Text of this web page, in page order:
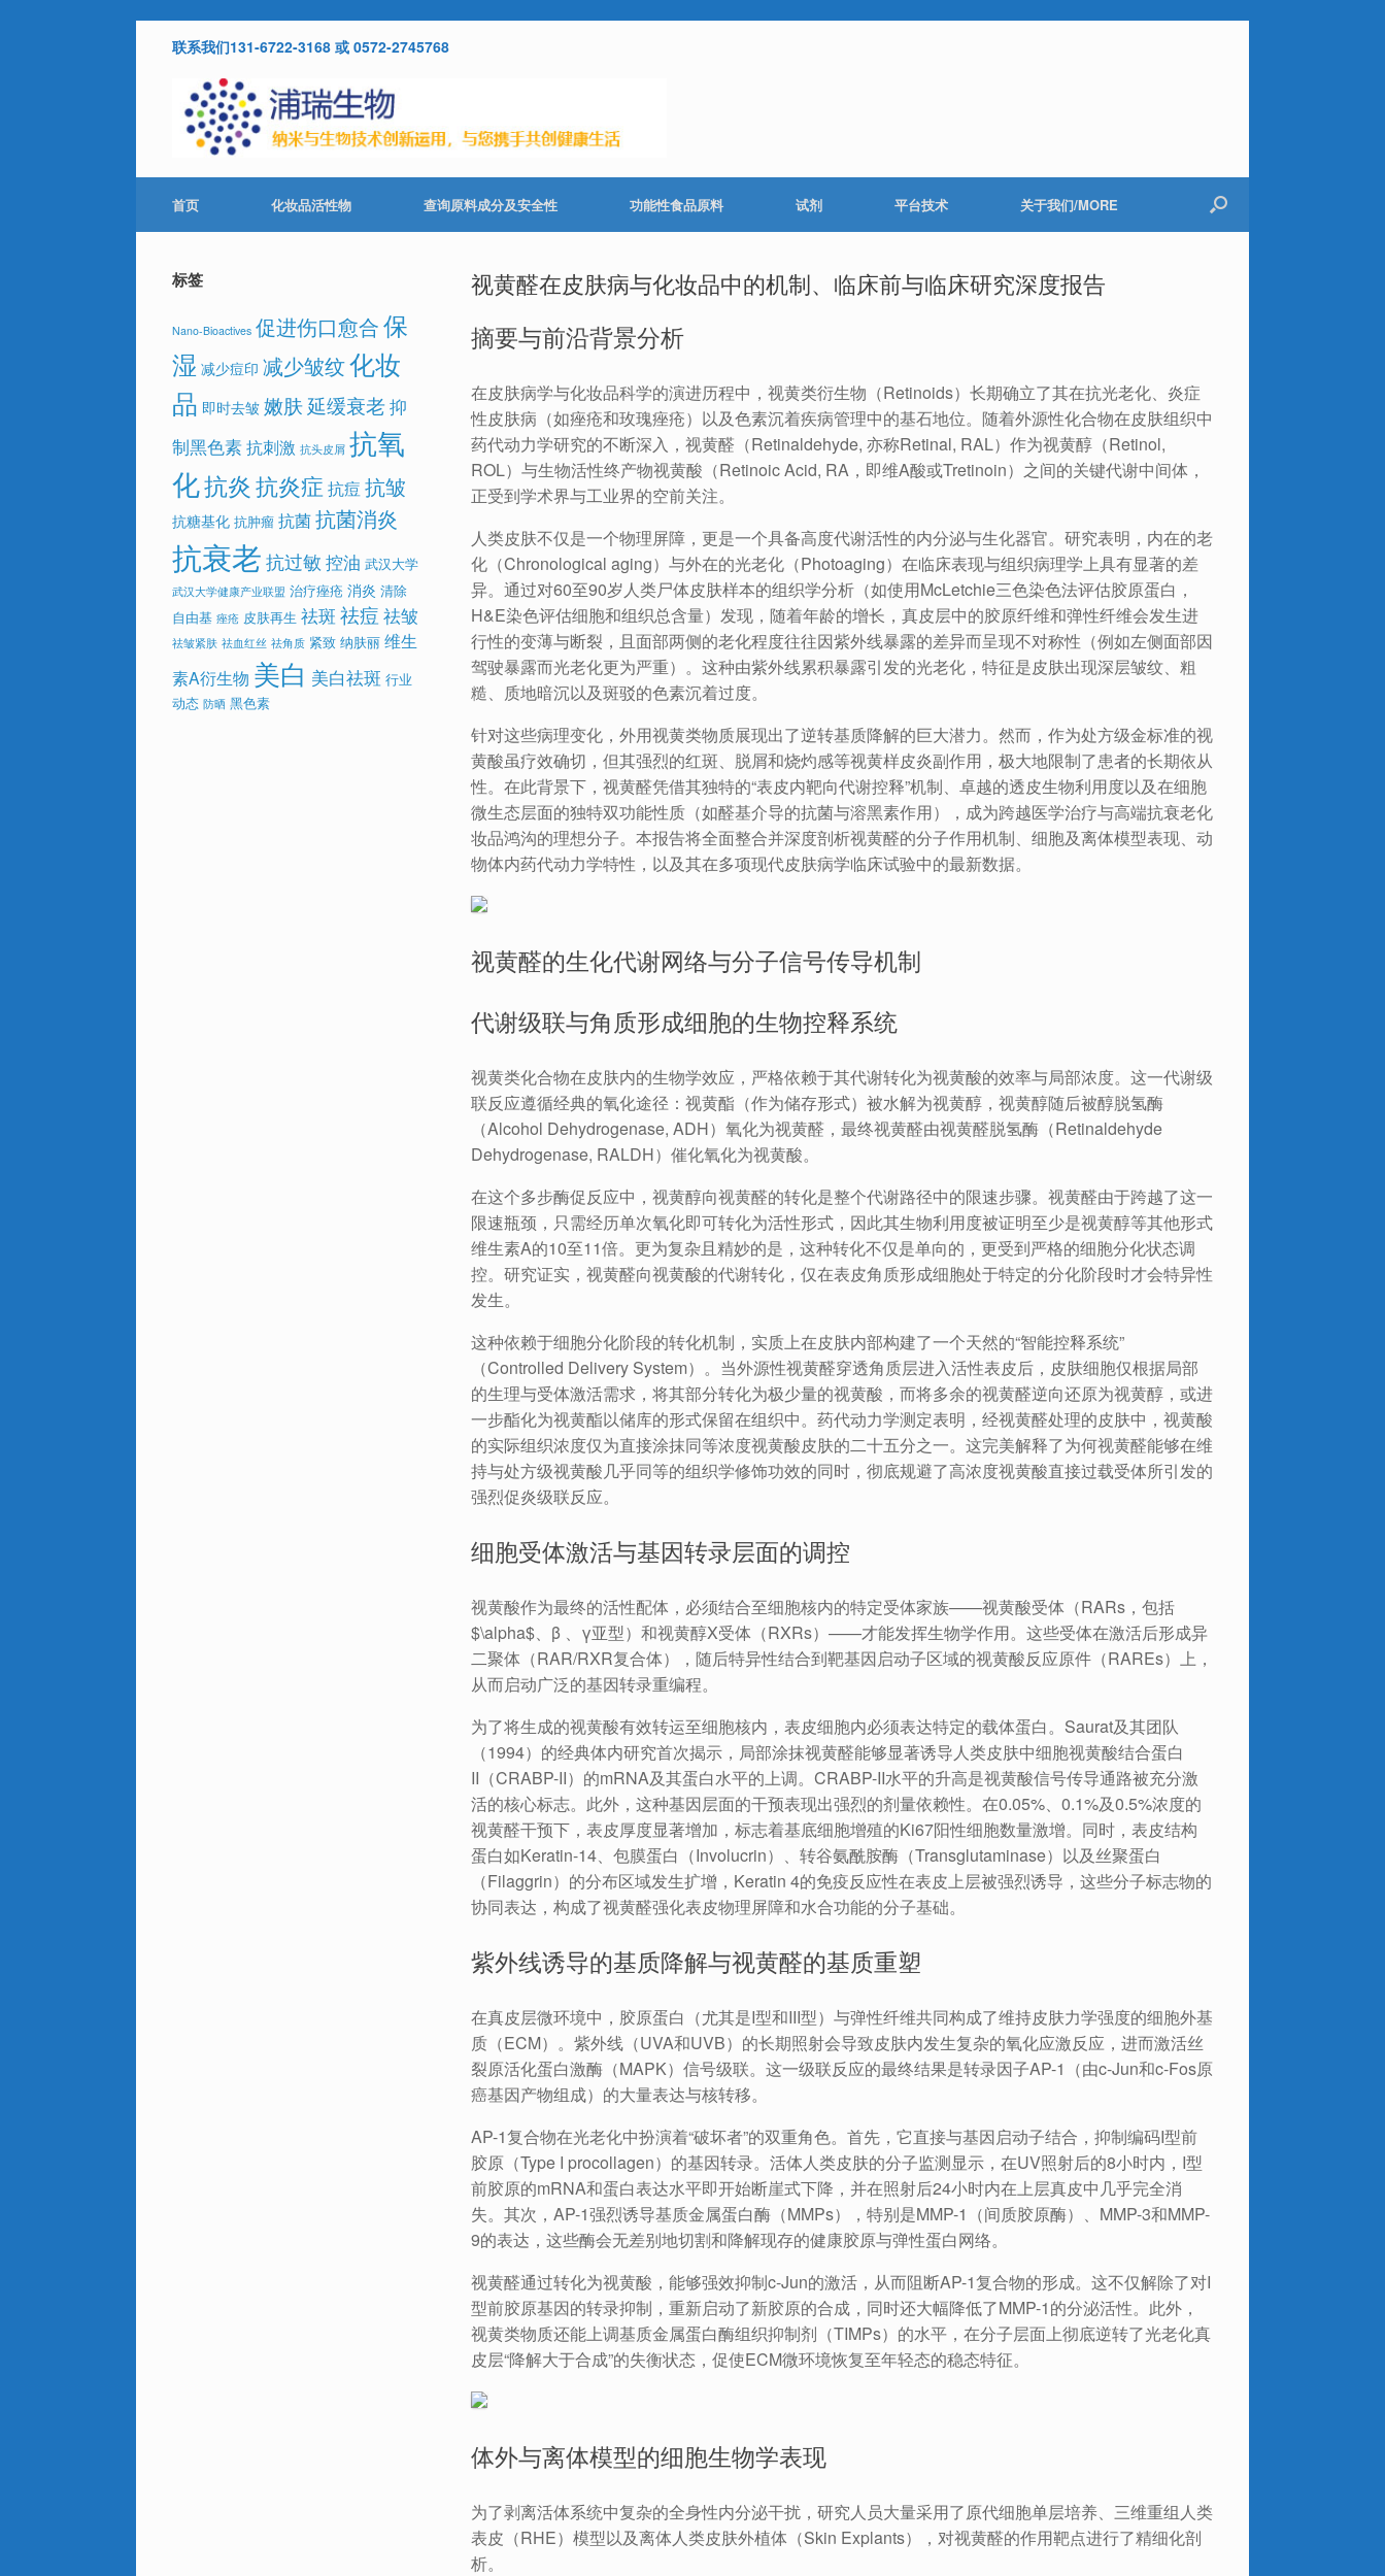
联系我们131-6722-3168 或 0572-2745768
首页 化妆品活性物 查询原料成分及安全性 功能性食品原料 试剂 平台技术 关于我们/MORE
视黄醛在皮肤病与化妆品中的机制、临床前与临床研究深度报告
摘要与前沿背景分析
在皮肤病学与化妆品科学的演进历程中，视黄类衍生物（Retinoids）长期确立了其在抗光老化、炎症
性皮肤病（如痤疮和玫瑰痤疮）以及色素沉着疾病管理中的基石地位。随着外源性化合物在皮肤组织中
药代动力学研究的不断深入，视黄醛（Retinaldehyde, 亦称Retinal, RAL）作为视黄醇（Retinol,
ROL）与生物活性终产物视黄酸（Retinoic Acid, RA，即维A酸或Tretinoin）之间的关键代谢中间体，
正受到学术界与工业界的空前关注。
人类皮肤不仅是一个物理屏障，更是一个具备高度代谢活性的内分泌与生化器官。研究表明，内在的老
化（Chronological aging）与外在的光老化（Photoaging）在临床表现与组织病理学上具有显著的差
异。通过对60至90岁人类尸体皮肤样本的组织学分析（如使用McLetchie三色染色法评估胶原蛋白，
H&E染色评估细胞和组织总含量）发现，随着年龄的增长，真皮层中的胶原纤维和弹性纤维会发生进
行性的变薄与断裂，且面部两侧的老化程度往往因紫外线暴露的差异而呈现不对称性（例如左侧面部因
驾驶暴露而光老化更为严重）。这种由紫外线累积暴露引发的光老化，特征是皮肤出现深层皱纹、粗
糙、质地暗沉以及斑驳的色素沉着过度。
针对这些病理变化，外用视黄类物质展现出了逆转基质降解的巨大潜力。然而，作为处方级金标准的视
黄酸虽疗效确切，但其强烈的红斑、脱屑和烧灼感等视黄样皮炎副作用，极大地限制了患者的长期依从
性。在此背景下，视黄醛凭借其独特的“表皮内靶向代谢控释”机制、卓越的透皮生物利用度以及在细胞
微生态层面的独特双功能性质（如醛基介导的抗菌与溶黑素作用），成为跨越医学治疗与高端抗衰老化
妆品鸿沟的理想分子。本报告将全面整合并深度剖析视黄醛的分子作用机制、细胞及离体模型表现、动
物体内药代动力学特性，以及其在多项现代皮肤病学临床试验中的最新数据。
视黄醛的生化代谢网络与分子信号传导机制
代谢级联与角质形成细胞的生物控释系统
视黄类化合物在皮肤内的生物学效应，严格依赖于其代谢转化为视黄酸的效率与局部浓度。这一代谢级
联反应遵循经典的氧化途径：视黄酯（作为储存形式）被水解为视黄醇，视黄醇随后被醇脱氢酶
（Alcohol Dehydrogenase, ADH）氧化为视黄醛，最终视黄醛由视黄醛脱氢酶（Retinaldehyde
Dehydrogenase, RALDH）催化氧化为视黄酸。
在这个多步酶促反应中，视黄醇向视黄醛的转化是整个代谢路径中的限速步骤。视黄醛由于跨越了这一
限速瓶颈，只需经历单次氧化即可转化为活性形式，因此其生物利用度被证明至少是视黄醇等其他形式
维生素A的10至11倍。更为复杂且精妙的是，这种转化不仅是单向的，更受到严格的细胞分化状态调
控。研究证实，视黄醛向视黄酸的代谢转化，仅在表皮角质形成细胞处于特定的分化阶段时才会特异性
发生。
这种依赖于细胞分化阶段的转化机制，实质上在皮肤内部构建了一个天然的“智能控释系统”
（Controlled Delivery System）。当外源性视黄醛穿透角质层进入活性表皮后，皮肤细胞仅根据局部
的生理与受体激活需求，将其部分转化为极少量的视黄酸，而将多余的视黄醛逆向还原为视黄醇，或进
一步酯化为视黄酯以储库的形式保留在组织中。药代动力学测定表明，经视黄醛处理的皮肤中，视黄酸
的实际组织浓度仅为直接涂抹同等浓度视黄酸皮肤的二十五分之一。这完美解释了为何视黄醛能够在维
持与处方级视黄酸几乎同等的组织学修饰功效的同时，彻底规避了高浓度视黄酸直接过载受体所引发的
强烈促炎级联反应。
细胞受体激活与基因转录层面的调控
视黄酸作为最终的活性配体，必须结合至细胞核内的特定受体家族——视黄酸受体（RARs，包括
$\alpha$、β 、γ亚型）和视黄醇X受体（RXRs）——才能发挥生物学作用。这些受体在激活后形成异
二聚体（RAR/RXR复合体），随后特异性结合到靶基因启动子区域的视黄酸反应原件（RAREs）上，
从而启动广泛的基因转录重编程。
为了将生成的视黄酸有效转运至细胞核内，表皮细胞内必须表达特定的载体蛋白。Saurat及其团队
（1994）的经典体内研究首次揭示，局部涂抹视黄醛能够显著诱导人类皮肤中细胞视黄酸结合蛋白
II（CRABP-II）的mRNA及其蛋白水平的上调。CRABP-II水平的升高是视黄酸信号传导通路被充分激
活的核心标志。此外，这种基因层面的干预表现出强烈的剂量依赖性。在0.05%、0.1%及0.5%浓度的
视黄醛干预下，表皮厚度显著增加，标志着基底细胞增殖的Ki67阳性细胞数量激增。同时，表皮结构
蛋白如Keratin-14、包膜蛋白（Involucrin）、转谷氨酰胺酶（Transglutaminase）以及丝聚蛋白
（Filaggrin）的分布区域发生扩增，Keratin 4的免疫反应性在表皮上层被强烈诱导，这些分子标志物的
协同表达，构成了视黄醛强化表皮物理屏障和水合功能的分子基础。
紫外线诱导的基质降解与视黄醛的基质重塑
在真皮层微环境中，胶原蛋白（尤其是I型和III型）与弹性纤维共同构成了维持皮肤力学强度的细胞外基
质（ECM）。紫外线（UVA和UVB）的长期照射会导致皮肤内发生复杂的氧化应激反应，进而激活丝
裂原活化蛋白激酶（MAPK）信号级联。这一级联反应的最终结果是转录因子AP-1（由c-Jun和c-Fos原
癌基因产物组成）的大量表达与核转移。
AP-1复合物在光老化中扮演着“破坏者”的双重角色。首先，它直接与基因启动子结合，抑制编码I型前
胶原（Type I procollagen）的基因转录。活体人类皮肤的分子监测显示，在UV照射后的8小时内，I型
前胶原的mRNA和蛋白表达水平即开始断崖式下降，并在照射后24小时内在上层真皮中几乎完全消
失。其次，AP-1强烈诱导基质金属蛋白酶（MMPs），特别是MMP-1（间质胶原酶）、MMP-3和MMP-
9的表达，这些酶会无差别地切割和降解现存的健康胶原与弹性蛋白网络。
视黄醛通过转化为视黄酸，能够强效抑制c-Jun的激活，从而阻断AP-1复合物的形成。这不仅解除了对I
型前胶原基因的转录抑制，重新启动了新胶原的合成，同时还大幅降低了MMP-1的分泌活性。此外，
视黄类物质还能上调基质金属蛋白酶组织抑制剂（TIMPs）的水平，在分子层面上彻底逆转了光老化真
皮层“降解大于合成”的失衡状态，促使ECM微环境恢复至年轻态的稳态特征。
体外与离体模型的细胞生物学表现
为了剥离活体系统中复杂的全身性内分泌干扰，研究人员大量采用了原代细胞单层培养、三维重组人类
表皮（RHE）模型以及离体人类皮肤外植体（Skin Explants），对视黄醛的作用靶点进行了精细化剖
析。
标签
Nano-Bioactives 促进伤口愈合保
湿 减少痘印 减少皱纹化妆
品 即时去皱嫩肤延缓衰老抑
制黑色素抗刺激 抗头皮屑 抗氧
化抗炎抗炎症 抗痘 抗皱
抗糖基化 抗肿瘤 抗菌抗菌消炎
抗衰老 抗过敏 控油 武汉大学
武汉大学健康产业联盟 治疗痤疮 消炎 清除
自由基 痤疮 皮肤再生 祛斑 祛痘 祛皱
祛皱紧肤 祛血红丝 祛角质 紧致 纳肤丽 维生
素A衍生物 美白 美白祛斑 行业
动态 防晒 黑色素